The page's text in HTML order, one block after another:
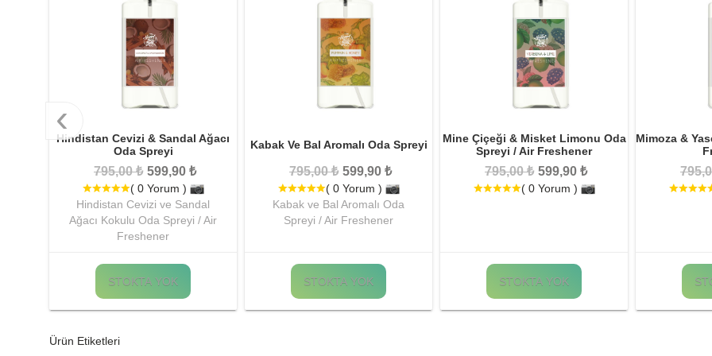
Hindistan Cevizi & Sandal Ağacı
Oda Spreyi
795,00 ₺ 599,90 ₺
( 0 Yorum )
Hindistan Cevizi ve Sandal
Ağacı Kokulu Oda Spreyi / Air
Freshener
STOKTA YOK
Kabak Ve Bal Aromalı Oda Spreyi
795,00 ₺ 599,90 ₺
( 0 Yorum )
Kabak ve Bal Aromalı Oda
Spreyi / Air Freshener
STOKTA YOK
Mine Çiçeği & Misket Limonu Oda
Spreyi / Air Freshener
795,00 ₺ 599,90 ₺
( 0 Yorum )
STOKTA YOK
Mimoza &
‹
Ürün Etiketleri